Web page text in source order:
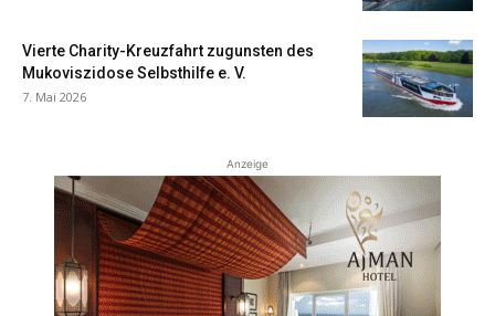
Vierte Charity-Kreuzfahrt zugunsten des
Mukoviszidose Selbsthilfe e. V.
7. Mai 2026
Anzeige